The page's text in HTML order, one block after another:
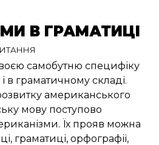
В ГРАМАТИЦІ
самобутню специфіку
в граматичному складі.
американського
мову поступово
Їх прояв можна
граматиці, орфографії,